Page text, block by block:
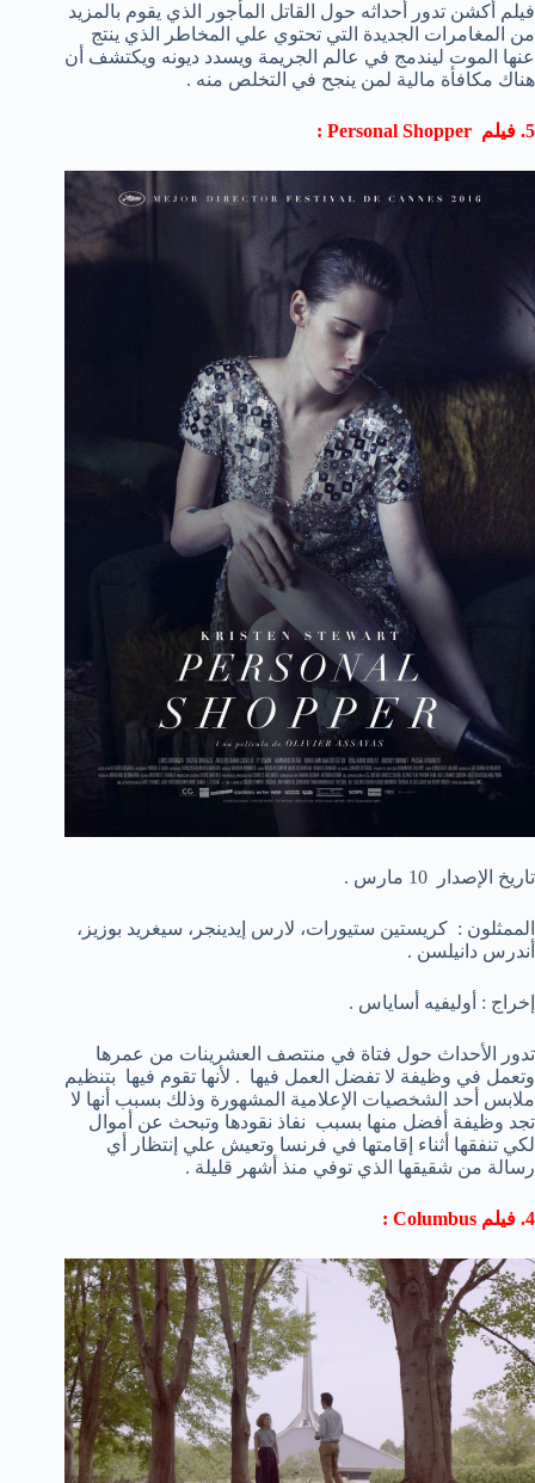
فيلم أكشن تدور أحداثه حول القاتل المأجور الذي يقوم بالمزيد
من المغامرات الجديدة التي تحتوي علي المخاطر الذي ينتج
عنها الموت ليندمج في عالم الجريمة ويسدد ديونه ويكتشف أن
هناك مكافأة مالية لمن ينجح في التخلص منه .
5. فيلم Personal Shopper :
تاريخ الإصدار 10 مارس .
الممثلون : كريستين ستيورات، لارس إيدينجر، سيغريد بوزيز،
أندرس دانيلسن .
إخراج : أوليفيه أساياس .
تدور الأحداث حول فتاة في منتصف العشرينات من عمرها
وتعمل في وظيفة لا تفضل العمل فيها . لأنها تقوم فيها بتنظيم
ملابس أحد الشخصيات الإعلامية المشهورة وذلك بسبب أنها لا
تجد وظيفة أفضل منها بسبب نفاذ نقودها وتبحث عن أموال
لكي تنفقها أثناء إقامتها في فرنسا وتعيش علي إنتظار أي
رسالة من شقيقها الذي توفي منذ أشهر قليلة .
4. فيلم Columbus :